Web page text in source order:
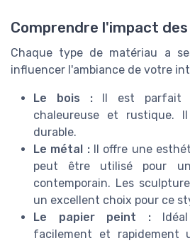
Comprendre l'impact
Chaque type de matériau a
influencer l'ambiance de votre
Le bois :Il est parfait
chaleureuse et rustique.
durable.
Le métal :Il offre une
peut être utilisé pour
contemporain. Les
un excellent choix pour ce
Le papier peint :Idéal
facilement et rapidement